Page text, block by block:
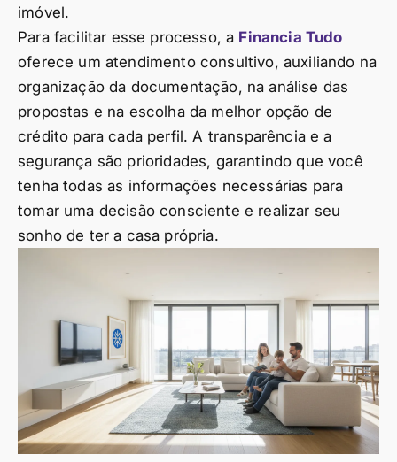
imóvel.
Para facilitar esse processo, a Financia Tudo
oferece um atendimento consultivo, auxiliando na
organização da documentação, na análise das
propostas e na escolha da melhor opção de
crédito para cada perfil. A transparência e a
segurança são prioridades, garantindo que você
tenha todas as informações necessárias para
tomar uma decisão consciente e realizar seu
sonho de ter a casa própria.